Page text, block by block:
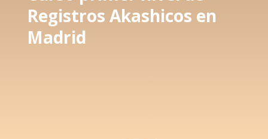
Registros Akashicos en
Madrid